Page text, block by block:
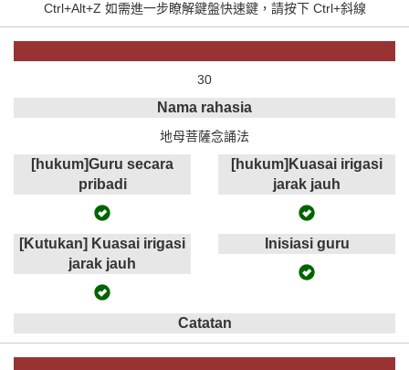
Ctrl+Alt+Z 如需進一步瞭解鍵盤快速鍵，請按下 Ctrl+斜線
30
Nama rahasia
地母菩薩念誦法
[hukum]Guru secara
pribadi
[hukum]Kuasai irigasi
jarak jauh
[Kutukan] Kuasai irigasi
jarak jauh
Inisiasi guru
Catatan